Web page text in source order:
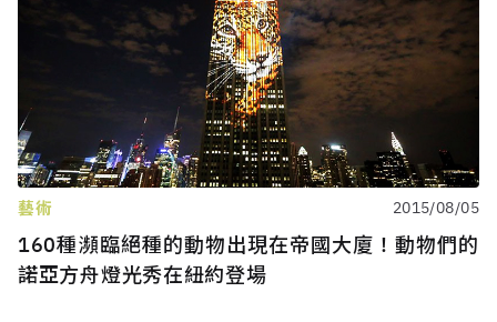
藝術 2015/08/05
160種瀕臨絕種的動物出現在帝國大廈！動物們的
諾亞方舟燈光秀在紐約登場